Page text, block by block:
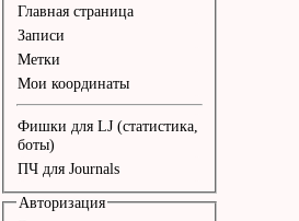
Но ничего
Припев - 4
Главная страница
Записи
Метки
Мои координаты
Фишки для LJ (статистика,
боты)
ПЧ для Journals
Авторизация